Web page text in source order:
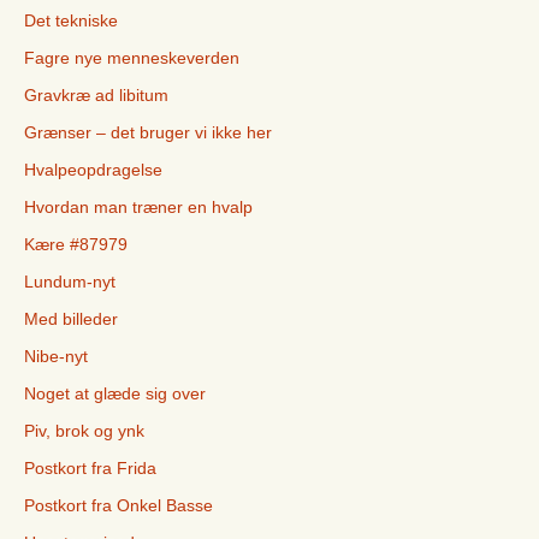
Det tekniske
Fagre nye menneskeverden
Gravkræ ad libitum
Grænser – det bruger vi ikke her
Hvalpeopdragelse
Hvordan man træner en hvalp
Kære #87979
Lundum-nyt
Med billeder
Nibe-nyt
Noget at glæde sig over
Piv, brok og ynk
Postkort fra Frida
Postkort fra Onkel Basse